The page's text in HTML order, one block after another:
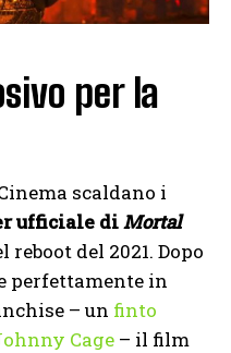
per la
scaldano i
ufficiale diMortal
reboot del 2021. Dopo
perfettamente in
– un finto
Cage – il film